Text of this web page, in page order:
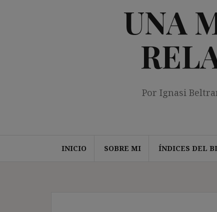
UNA
Por Ignasi
INICIO SOBRE MI ÍNDICES DEL